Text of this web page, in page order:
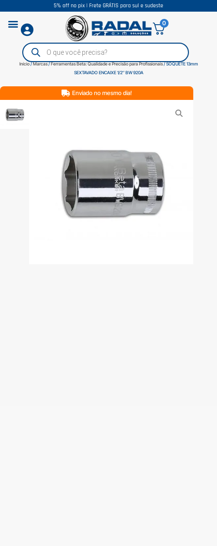
5% off no pix | Frete GRÁTIS para sul e sudeste
0
Início/Marcas/Ferramentas Beta: Qualidade e Precisão para Profissionais/ SOQUETE 13mm
SEXTAVADO ENCAIXE 1/2″ BW 920A
Enviado no mesmo dia!